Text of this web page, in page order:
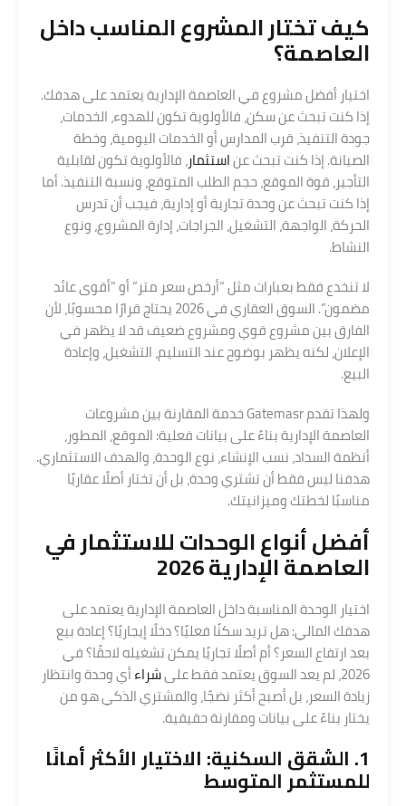
كيف تختار المشروع المناسب داخل
العاصمة؟
اختيار أفضل مشروع في العاصمة الإدارية يعتمد على هدفك.
إذا كنت تبحث عن سكن، فالأولوية تكون للهدوء، الخدمات،
جودة التنفيذ، قرب المدارس أو الخدمات اليومية، وخطة
الصيانة. إذا كنت تبحث عناستثمار، فالأولوية تكون لقابلية
التأجير، قوة الموقع، حجم الطلب المتوقع، ونسبة التنفيذ. أما
إذا كنت تبحث عن وحدة تجارية أو إدارية، فيجب أن تدرس
الحركة، الواجهة، التشغيل، الجراجات، إدارة المشروع، ونوع
النشاط.
لا تنخدع فقط بعبارات مثل “أرخص سعر متر” أو “أقوى عائد
مضمون”. السوق العقاري في 2026 يحتاج قرارًا محسوبًا، لأن
الفارق بين مشروع قوي ومشروع ضعيف قد لا يظهر في
الإعلان، لكنه يظهر بوضوح عند التسليم، التشغيل، وإعادة
البيع.
ولهذا تقدم Gatemasr خدمة المقارنة بين مشروعات
العاصمة الإدارية بناءً على بيانات فعلية: الموقع، المطور،
أنظمة السداد، نسب الإنشاء، نوع الوحدة، والهدف الاستثماري.
هدفنا ليس فقط أن تشتري وحدة، بل أن تختار أصلًا عقاريًا
مناسبًا لخطتك وميزانيتك.
أفضل أنواع الوحدات للاستثمار في
العاصمة الإدارية 2026
اختيار الوحدة المناسبة داخل العاصمة الإدارية يعتمد على
هدفك المالي: هل تريد سكنًا فعليًا؟ دخلًا إيجاريًا؟ إعادة بيع
بعد ارتفاع السعر؟ أم أصلًا تجاريًا يمكن تشغيله لاحقًا؟ في
2026، لم يعد السوق يعتمد فقط على
شراءأي وحدة وانتظار
زيادة السعر، بل أصبح أكثر نضجًا، والمشتري الذكي هو من
يختار بناءً على بيانات ومقارنة حقيقية.
1. الشقق السكنية: الاختيار الأكثر أمانًا
للمستثمر المتوسط